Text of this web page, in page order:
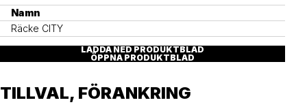
Namn
Räcke CITY
LADDA NED PRODUKTBLAD
ÖPPNA PRODUKTBLAD
TILLVAL, FÖRANKRING